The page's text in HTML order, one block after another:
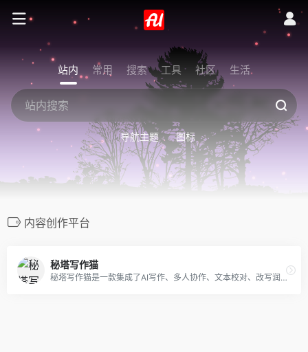
站内 常用 搜索 工具 社区 生活
导航主题 图标
内容创作平台
秘塔写作猫
秘塔写作猫是一款集成了AI写作、多人协作、文本校对、改写润色、自动配图等多功能的AI Native内容创作平台。它利用先进的人工智能技术，帮助用户提高写作效率和质量。主要功能包括： 文本纠错：检查错别字、语病、成语使用等，提供修改建议。 句子改写：为用户的文章提供新的表达方式，增强文章的表达力。 中英翻译：支持中英文互译，帮助用户跨越语言障碍。 自动配图：根据文章内容自动匹配合适的图片，提升文章的可读性。 AI写作辅助：提供写作灵感，帮助用户快速完成初稿。